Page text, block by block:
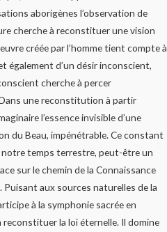
aborigènes l’observation de
cherche à reconstituer une vision
créée par l’homme tient compte à
également d’un désir inconscient,
cherche à percer
Dans une reconstitution à partir
l’essence invisible d’une
du Beau, impénétrable. Ce constant
temps terrestre, peut-être un
sur le chemin de la Connaissance
aux sources naturelles de la
à la symphonie sacrée en
la loi éternelle. Il domine